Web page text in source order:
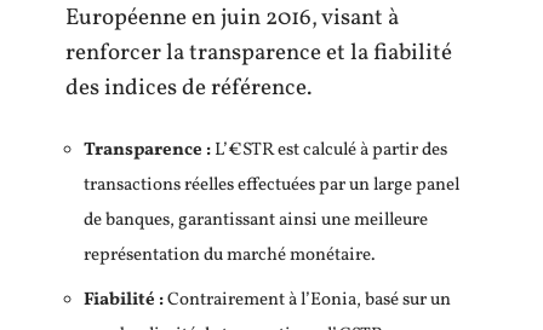
Européenne en juin 2016, visant à
renforcer la transparence et la fiabilité
des indices de référence.
Transparence :L’€STR est calculé à partir des
transactions réelles effectuées par un large panel
de banques, garantissant ainsi une meilleure
représentation du marché monétaire.
Fiabilité :Contrairement à l’Eonia, basé sur un